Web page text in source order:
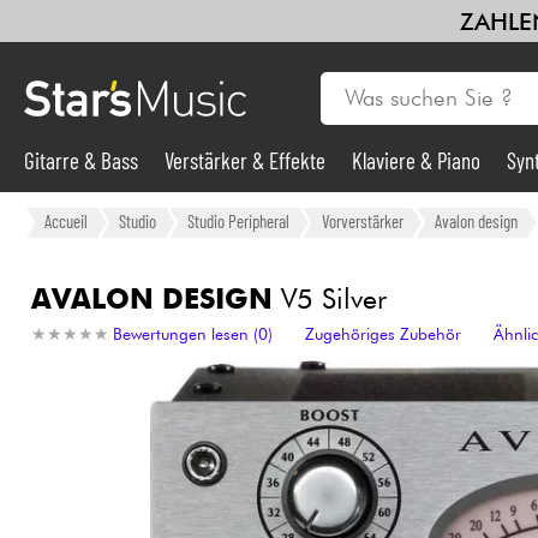
Gitarre & Bass
Synths & samplers
Violinen & Quartett
Gitarre & Bass Verstärker & Effekte Klaviere & Piano
Accueil Studio Studio Peripheral Vorverstärker Avalon design
AVALON DESIGN V5 Silver
★ ★ ★ ★ ★
★ ★ ★ ★ ★ Bewertungen lesen (0) Zugehöriges Zubehör